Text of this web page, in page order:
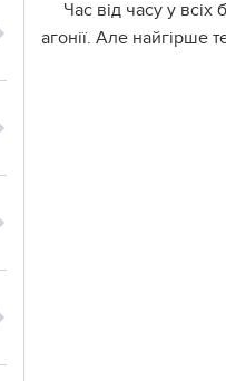
Час від часу у
агонії. Але найгірше